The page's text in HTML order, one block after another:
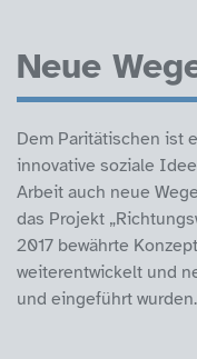
Neue
Dem Paritätischen ist
innovative soziale
Arbeit auch neue
das Projekt
2017 bewährte
weiterentwickelt und
und eingeführt wurden.